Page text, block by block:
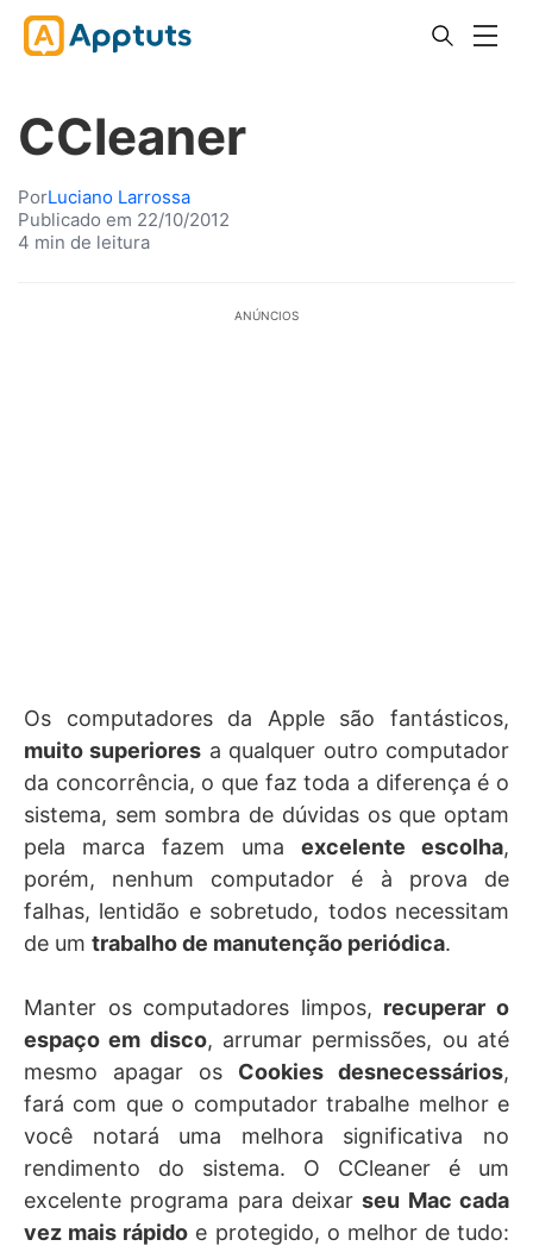
CCleaner
PorLuciano Larrossa
Publicado em 22/10/2012
4 min de leitura
ANÚNCIOS
Os computadores da Apple são fantásticos,
muito superiores a qualquer outro computador
da concorrência, o que faz toda a diferença é o
sistema, sem sombra de dúvidas os que optam
pela marca fazem uma excelente escolha,
porém, nenhum computador é à prova de
falhas, lentidão e sobretudo, todos necessitam
de um trabalho de manutenção periódica.
Manter os computadores limpos, recuperar o
espaço em disco, arrumar permissões, ou até
mesmo apagar os Cookies desnecessários,
fará com que o computador trabalhe melhor e
você notará uma melhora significativa no
rendimento do sistema. O CCleaner é um
excelente programa para deixarseu Mac cada
vez mais rápido e protegido, o melhor de tudo: